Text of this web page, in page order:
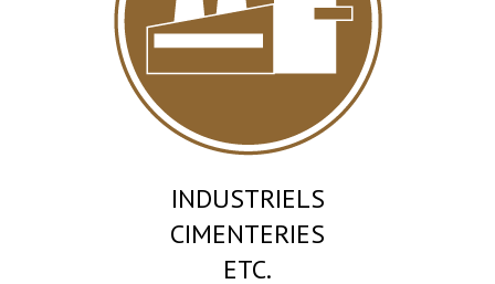
INDUSTRIELS
CIMENTERIES
ETC.